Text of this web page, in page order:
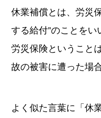
休業補償とは、労災
する給付”のことをい
労災保険ということ
故の被害に遭った場
よく似た言葉に「休